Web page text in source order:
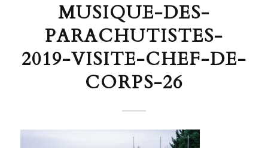
MUSIQUE-DES-
PARACHUTISTES-
2019-VISITE-CHEF-DE-
CORPS-26